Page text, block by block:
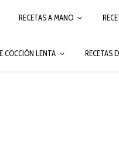
RECETAS A MANO
COCCIÓN LENTA RECETAS